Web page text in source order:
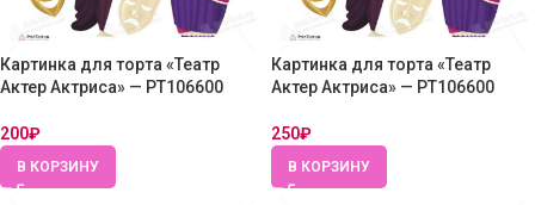
Картинка для торта «Театр
Актер Актриса» — PT106600
200₽
В КОРЗИНУ
Картинка для торта «Театр
Актер Актриса» — PT106600
250₽
В КОРЗИНУ